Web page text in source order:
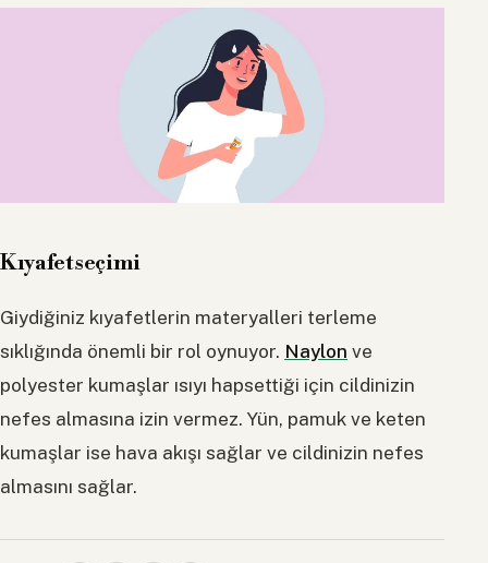
Kıyafet seçimi
Giydiğiniz kıyafetlerin materyalleri terleme
sıklığında önemli bir rol oynuyor. Naylon ve
polyester kumaşlar ısıyı hapsettiği için cildinizin
nefes almasına izin vermez. Yün, pamuk ve keten
kumaşlar ise hava akışı sağlar ve cildinizin nefes
almasını sağlar.